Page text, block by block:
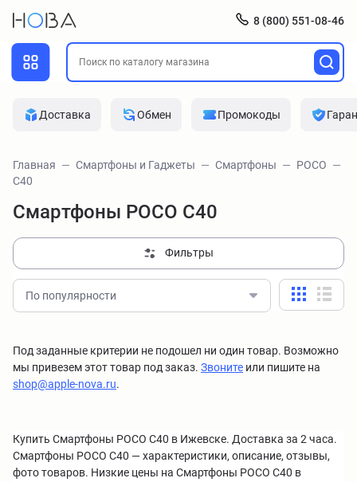
8 (800) 551-08-46
Доставка Обмен Промокоды
Главная Смартфоны и Гаджеты Смартфоны
POCO
C40
Смартфоны POCO C40
Фильтры
По популярности
Под заданные критерии не подошел ни один товар. Возможно
мы привезем этот товар под заказ. Звоните или пишите на
shop@apple-nova.ru.
Купить Смартфоны POCO C40 в Ижевске. Доставка за 2 часа.
Смартфоны POCO C40 — характеристики, описание, отзывы,
фото товаров. Низкие цены на Смартфоны POCO C40 в